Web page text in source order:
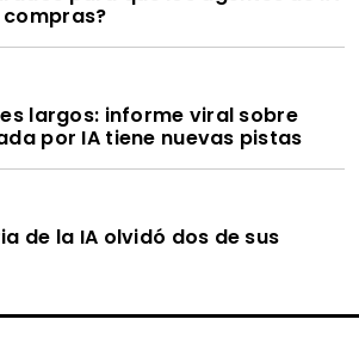
largos: informe viral sobre
por IA tiene nuevas pistas
de la IA olvidó dos de sus